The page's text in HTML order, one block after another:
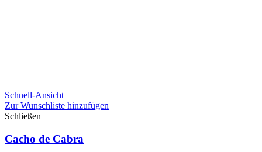
Schnell-Ansicht
Zur Wunschliste hinzufügen
Schließen
Cacho de Cabra